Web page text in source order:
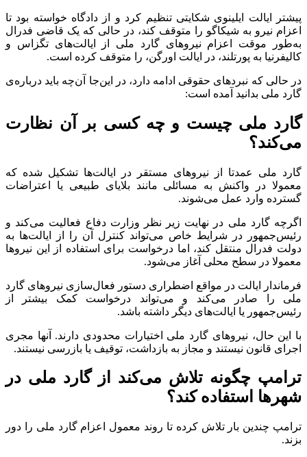
پیشتر ایالت ایلینوی شکایتی تنظیم کرد و از دادگاه خواسته بود تا
اعزام نیرو به شیکاگو را متوقف کند، در حالی که یک قاضی فدرال
به‌طور موقت اعزام نیرو‌های گارد ملی از ایالت‌های تگزاس و
کالیفرنیا به پورتلند، در ایالت اورگن، را متوقف کرده است.
در حالی که نبرد‌های حقوقی ادامه دارد، در این‌جا آن‌چه باید درباره‌ی
گارد ملی بدانید آمده است:
گارد ملی چیست و چه کسی بر آن نظارت
می‌کند؟
گارد ملی عمدتا از نیرو‌های مستقر در ایالت‌ها تشکیل شده که
معمولا در واکنش به مسائلی مانند بلایای طبیعی یا اعتراضات
گسترده وارد عمل می‌شوند.
اگرچه گارد ملی در نهایت زیر نظر وزارت دفاع فعالیت می‌کند و
رئیس‌جمهور در شرایط خاص می‌تواند کنترل آن را از ایالت‌ها به
دولت فدرال منتقل کند، اما درخواست برای استفاده از این نیرو‌ها
معمولا در سطح محلی آغاز می‌شود.
فرماندار ایالت در مواقع اضطراری دستور فعال‌سازی نیرو‌های گارد
ملی را صادر می‌کند و می‌تواند درخواست کمک بیشتر از
رئیس‌جمهور یا ایالت‌های دیگر داشته باشد.
با این حال، نیرو‌های گارد ملی اختیارات محدودی دارند. آنها مجری
اجرای قانون نیستند و مجاز به بازداشت، توقیف یا بازرسی نیستند.
ترامپ چگونه تلاش می‌کند از گارد ملی در
شهر‌ها استفاده کند؟
ترامپ چندین بار تلاش کرده تا روند معمول اعزام گارد ملی را دور
بزند.